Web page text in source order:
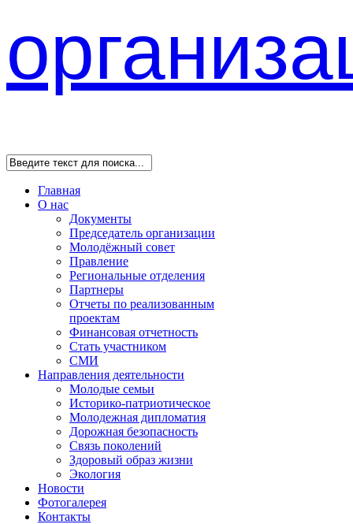
Главная
О нас
Документы
Председатель организации
Молодёжный совет
Правление
Региональные отделения
Партнеры
Отчеты по реализованным
проектам
Финансовая отчетность
Стать участником
СМИ
Направления деятельности
Молодые семьи
Историко-патриотическое
Молодежная дипломатия
Дорожная безопасность
Связь поколений
Здоровый образ жизни
Экология
Новости
Фотогалерея
Контакты